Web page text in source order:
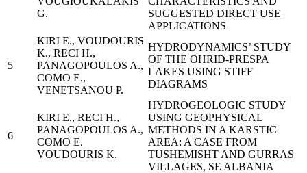
G.
SUGGESTED DIRECT USE
APPLICATIONS
5
KIRI E., VOUDOURIS
K., RECI H.,
PANAGOPOULOS A.,
COMO E.,
VENETSANOU P.
HYDRODYNAMICS’ STUDY
OF THE OHRID-PRESPA
LAKES USING STIFF
DIAGRAMS
6
KΙRI E., RECI H.,
PANAGOPOULOS A.,
COMO E.
VOUDOURIS K.
HYDROGEOLOGIC STUDY
USING GEOPHYSICAL
METHODS IN A KARSTIC
AREA: A CASE FROM
TUSHEMISHT AND GURRAS
VILLAGES, SE ALBANIA